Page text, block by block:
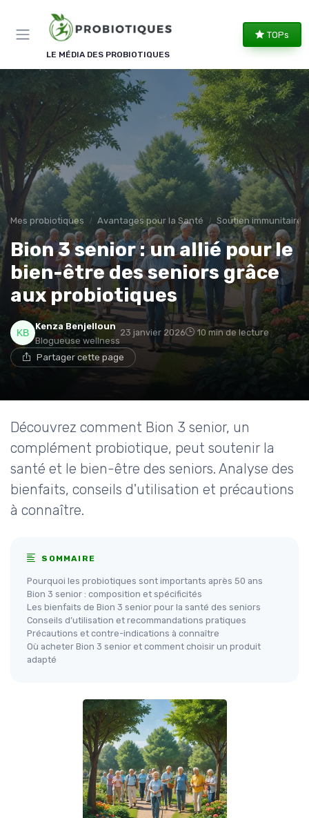
LE MÉDIA DES PROBIOTIQUES
TOPs
Mes probiotiques Avantages pour la Santé Soutien immunitaire
Bion 3 senior : un allié pour le
bien-être des seniors grâce
aux probiotiques
Kenza Benjelloun
Blogueuse wellness
23 janvier 2026 10 min de lecture
Partager cette page
Découvrez comment Bion 3 senior, un
complément probiotique, peut soutenir la
santé et le bien-être des seniors. Analyse des
bienfaits, conseils d'utilisation et précautions
à connaître.
SOMMAIRE
Pourquoi les probiotiques sont importants après 50 ans
Bion 3 senior : composition et spécificités
Les bienfaits de Bion 3 senior pour la santé des seniors
Conseils d’utilisation et recommandations pratiques
Précautions et contre-indications à connaître
Où acheter Bion 3 senior et comment choisir un produit
adapté